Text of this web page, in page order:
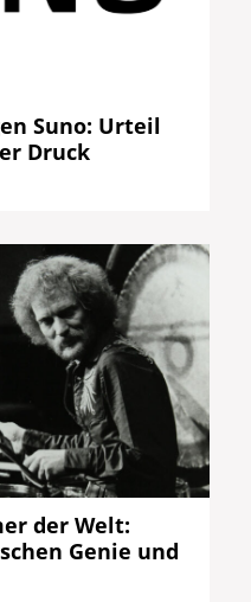
Suno: Urteil
Druck
der Welt:
Genie und